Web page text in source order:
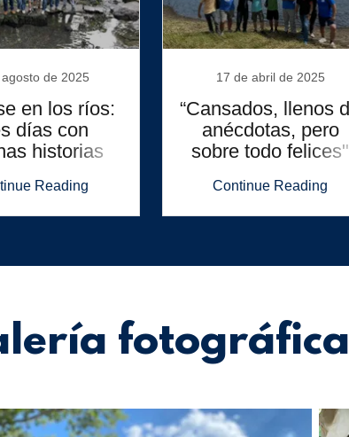
de 2025
en los ríos:
días con
historias
Reading
17 de abril de 2025
“Cansados, llenos
anécdotas, pero
sobre todo felices"
Continue Reading
fotográfica